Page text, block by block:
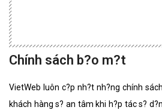
Chính sách b?o m?t
VietWeb luôn c?p nh?t nh?ng chính
khách hàng s? an tâm khi h?p tác s?